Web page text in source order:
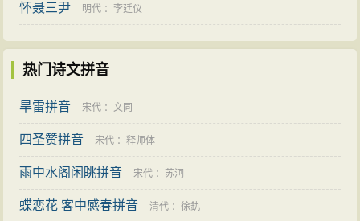
怀聂三尹 明代 ：李廷仪
热门诗文拼音
旱雷拼音 宋代 ：文同
四圣赞拼音 宋代 ：释师体
雨中水阁闲眺拼音 宋代 ： 苏泂
蝶恋花 客中感春拼音 清代 ：徐釚